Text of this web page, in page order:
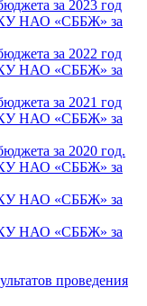
за 2023 год
КУ НАО «СББЖ» за
за 2022 год
КУ НАО «СББЖ» за
за 2021 год
КУ НАО «СББЖ» за
за 2020 год.
КУ НАО «СББЖ» за
КУ НАО «СББЖ» за
КУ НАО «СББЖ» за
проведения